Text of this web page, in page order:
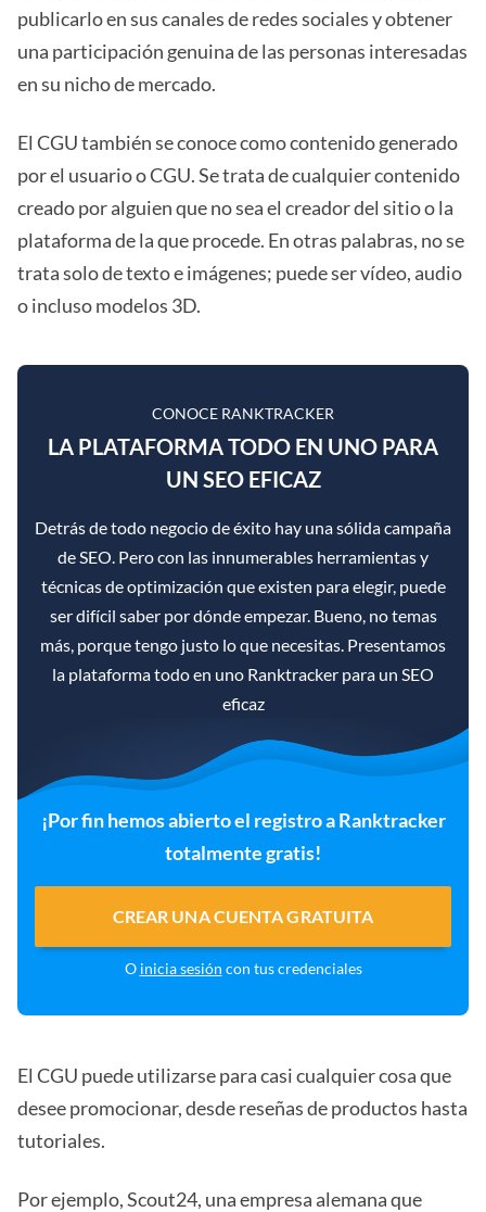
publicarlo en sus canales de redes sociales y obtener
una participación genuina de las personas interesadas
en su nicho de mercado.
El CGU también se conoce como contenido generado
por el usuario o CGU. Se trata de cualquier contenido
creado por alguien que no sea el creador del sitio o la
plataforma de la que procede. En otras palabras, no se
trata solo de texto e imágenes; puede ser vídeo, audio
o incluso modelos 3D.
CONOCE RANKTRACKER
LA PLATAFORMA TODO EN UNO PARA
UN SEO EFICAZ
Detrás de todo negocio de éxito hay una sólida campaña
de SEO. Pero con las innumerables herramientas y
técnicas de optimización que existen para elegir, puede
ser difícil saber por dónde empezar. Bueno, no temas
más, porque tengo justo lo que necesitas. Presentamos
la plataforma todo en uno Ranktracker para un SEO
eficaz
¡Por fin hemos abierto el registro a Ranktracker
totalmente gratis!
CREAR UNA CUENTA GRATUITA
O inicia sesión con tus credenciales
El CGU puede utilizarse para casi cualquier cosa que
desee promocionar, desde reseñas de productos hasta
tutoriales.
Por ejemplo, Scout24, una empresa alemana que